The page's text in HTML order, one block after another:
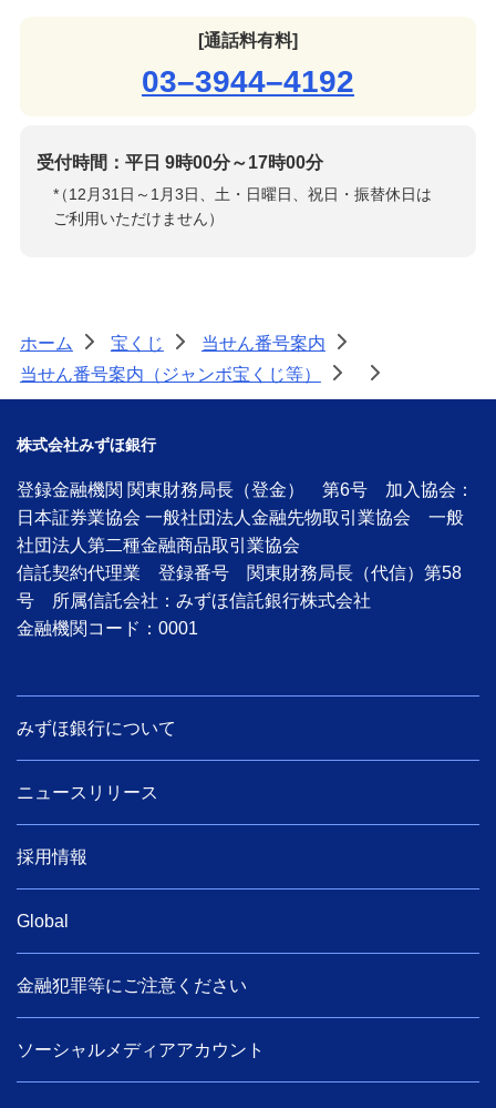
[通話料有料]
03–3944–4192
受付時間：平日 9時00分～17時00分
*
（12月31日～1月3日、土・日曜日、祝日・振替休日は
ご利用いただけません）
ホーム > 宝くじ > 当せん番号案内
>
当せん番号案内（ジャンボ宝くじ等）
> >
株式会社みずほ銀行
登録金融機関 関東財務局長（登金） 第6号 加入協会：
日本証券業協会 一般社団法人金融先物取引業協会 一般
社団法人第二種金融商品取引業協会
信託契約代理業 登録番号 関東財務局長（代信）第58
号 所属信託会社：みずほ信託銀行株式会社
金融機関コード：0001
みずほ銀行について
ニュースリリース
採用情報
Global
金融犯罪等にご注意ください
ソーシャルメディアアカウント